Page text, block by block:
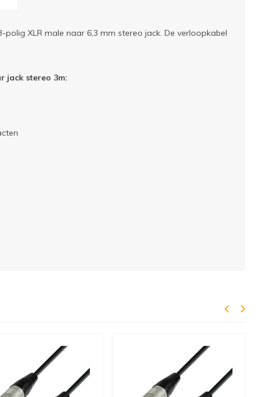
XLR male naar 6,3 mm stereo jack. De verloopkabel
jack stereo 3m: